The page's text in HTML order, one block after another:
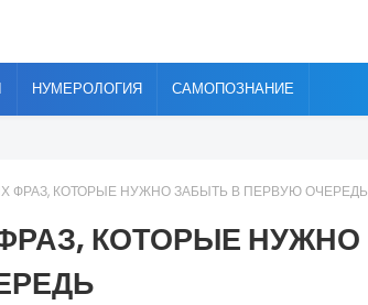
НУМЕРОЛОГИЯ САМОПОЗНАНИЕ
ФРАЗ, КОТОРЫЕ НУЖНО ЗАБЫТЬ В ПЕРВУЮ ОЧЕРЕДЬ
КОТОРЫЕ НУЖНО